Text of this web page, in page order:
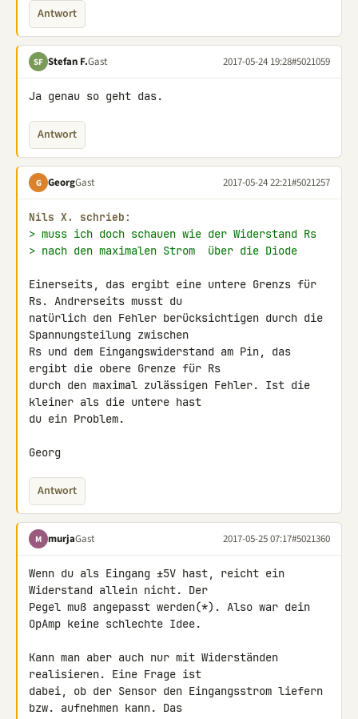
Antwort
SF Stefan F.Gast 2017-05-24 19:28#5021059
Ja genau so geht das.
Antwort
G GeorgGast 2017-05-24 22:21#5021257
Nils X. schrieb:
> muss ich doch schauen wie der Widerstand Rs
> nach den maximalen Strom  über die Diode
Einerseits, das ergibt eine untere Grenzs für
Rs. Andrerseits musst du
natürlich den Fehler berücksichtigen durch die
Spannungsteilung zwischen
Rs und dem Eingangswiderstand am Pin, das
ergibt die obere Grenze für Rs
durch den maximal zulässigen Fehler. Ist die
kleiner als die untere hast
du ein Problem.
Georg
Antwort
M murjaGast 2017-05-25 07:17#5021360
Wenn du als Eingang ±5V hast, reicht ein
Widerstand allein nicht. Der
Pegel muß angepasst werden(*). Also war dein
OpAmp keine schlechte Idee.
Kann man aber auch nur mit Widerständen
realisieren. Eine Frage ist
dabei, ob der Sensor den Eingangsstrom liefern
bzw. aufnehmen kann. Das